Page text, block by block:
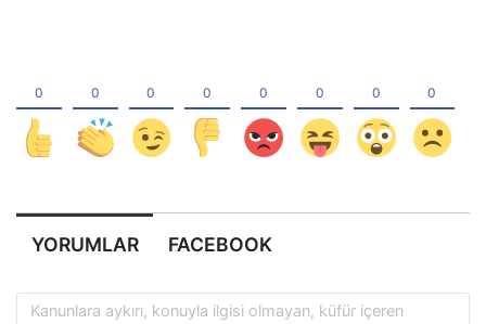
YORUMLAR FACEBOOK